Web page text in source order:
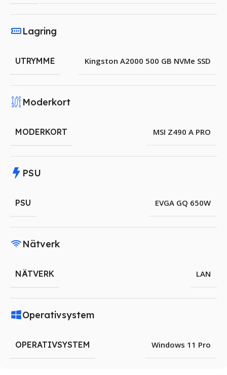
Lagring
UTRYMME Kingston A2000 500 GB NVMe SSD
Moderkort
MODERKORT MSI Z490 A PRO
PSU
PSU EVGA GQ 650W
Nätverk
NÄTVERK LAN
Operativsystem
OPERATIVSYSTEM Windows 11 Pro